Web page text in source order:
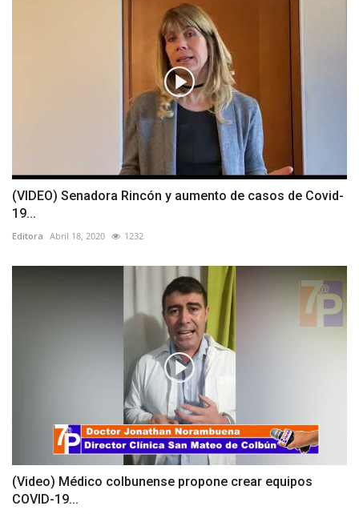
(VIDEO) Senadora Rincón y aumento de casos de Covid-
19...
Editora Abril 18, 2020 1232
(Video) Médico colbunense propone crear equipos
COVID-19...